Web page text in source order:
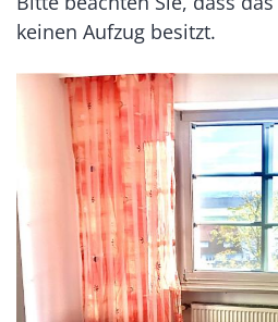
keinen Aufzug besitzt.